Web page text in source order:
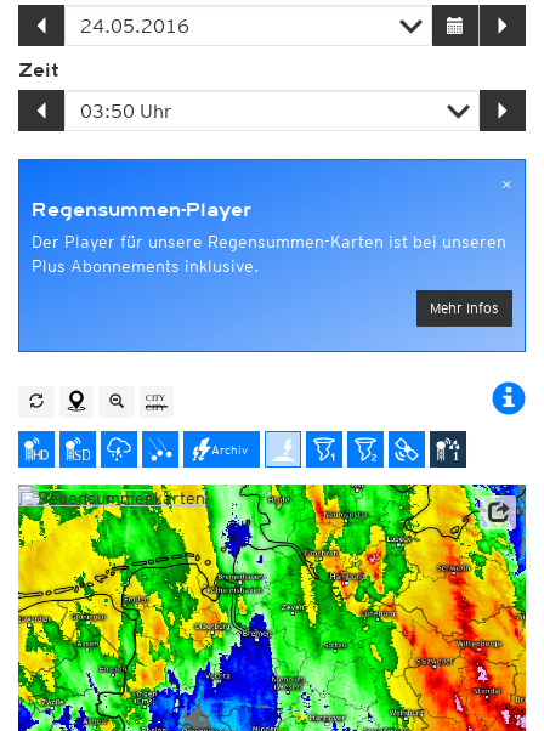
Zeit
×
Regensummen-Player
Der Player für unsere Regensummen-Karten ist bei unseren
Plus Abonnements inklusive.
Mehr Infos
Archiv
Datenbasis: Deutscher Wetterdienst (DWD), Kachelmann GmbH